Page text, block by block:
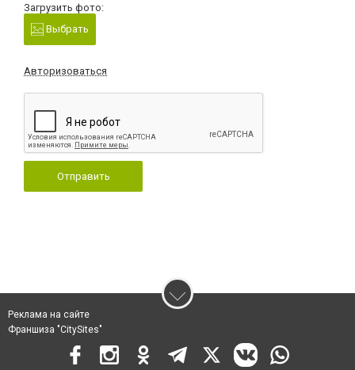
Загрузить фото:
Выбрать
Авторизоваться
Отправить
Реклама на сайте
Франшиза "CitySites"